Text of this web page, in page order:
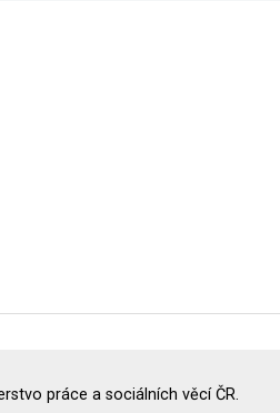
práce a sociálních věcí ČR.